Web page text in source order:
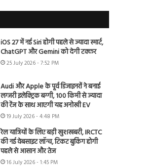
iOS 27 में नई Siri होगी पहले से ज्यादा स्मार्ट,
ChatGPT और Gemini को देगी टक्कर
25 July 2026 - 7:52 PM
Audi और Apple के पूर्व डिजाइनरों ने बनाई
लग्जरी इलेक्ट्रिक बग्गी, 100 किमी से ज्यादा
की रेंज के साथ आएगी यह अनोखी EV
19 July 2026 - 4:48 PM
रेल यात्रियों के लिए बड़ी खुशखबरी, IRCTC
की नई वेबसाइट लॉन्च, टिकट बुकिंग होगी
पहले से आसान और तेज
16 July 2026 - 1:45 PM